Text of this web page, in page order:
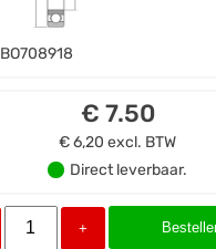
BO708918
€ 7.50
€ 6,20 excl. BTW
Direct leverbaar.
+